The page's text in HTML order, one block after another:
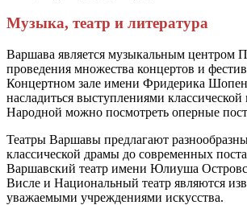
Музыка, театр и литература
Варшава является музыкальным центром
проведения множества концертов и
Концертном зале имени Фридерика
насладиться выступлениями
Народной можно посмотреть оперные
Театры Варшавы предлагают
классической драмы до современных
Варшавский театр имени Юлиуша
Висле и Национальный театр являются
уважаемыми учреждениями искусства.